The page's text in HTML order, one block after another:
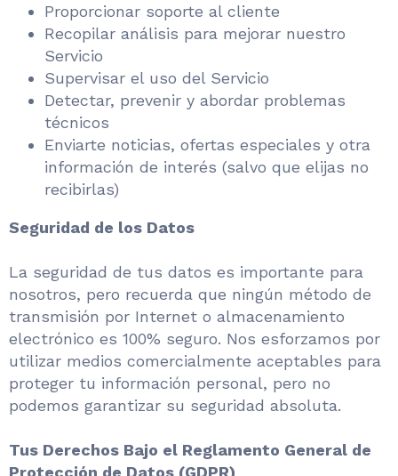
Proporcionar soporte al cliente
Recopilar análisis para mejorar nuestro
Servicio
Supervisar el uso del Servicio
Detectar, prevenir y abordar problemas
técnicos
Enviarte noticias, ofertas especiales y otra
información de interés (salvo que elijas no
recibirlas)
Seguridad de los Datos
La seguridad de tus datos es importante para
nosotros, pero recuerda que ningún método de
transmisión por Internet o almacenamiento
electrónico es 100% seguro. Nos esforzamos por
utilizar medios comercialmente aceptables para
proteger tu información personal, pero no
podemos garantizar su seguridad absoluta.
Tus Derechos Bajo el Reglamento General de